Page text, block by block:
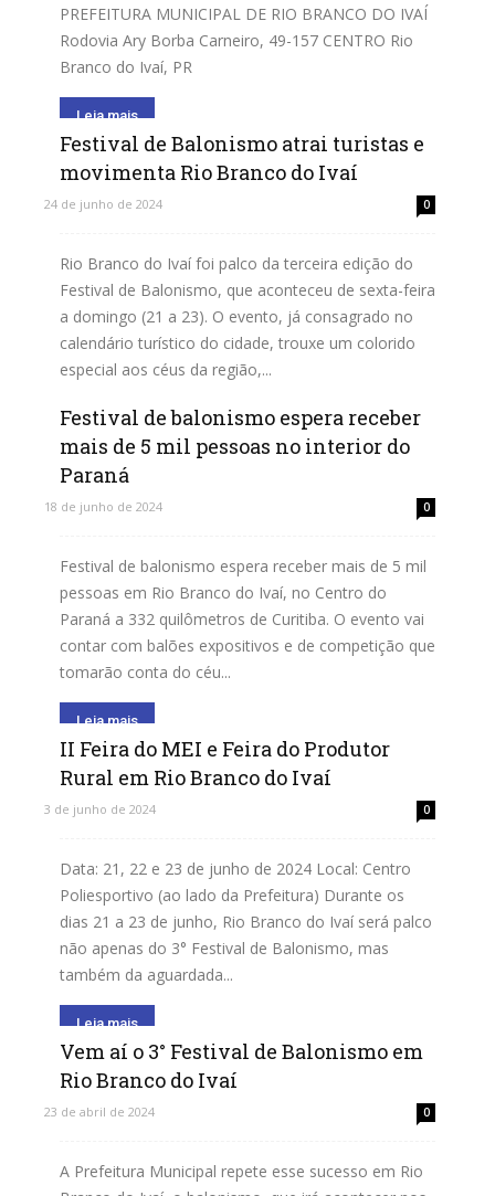
PREFEITURA MUNICIPAL DE RIO BRANCO DO IVAÍ
Rodovia Ary Borba Carneiro, 49-157 CENTRO Rio
Branco do Ivaí, PR
Leia mais
Festival de Balonismo atrai turistas e
movimenta Rio Branco do Ivaí
24 de junho de 2024 0
Rio Branco do Ivaí foi palco da terceira edição do
Festival de Balonismo, que aconteceu de sexta-feira
a domingo (21 a 23). O evento, já consagrado no
calendário turístico do cidade, trouxe um colorido
especial aos céus da região,...
Leia mais
Festival de balonismo espera receber
mais de 5 mil pessoas no interior do
Paraná
18 de junho de 2024 0
Festival de balonismo espera receber mais de 5 mil
pessoas em Rio Branco do Ivaí, no Centro do
Paraná a 332 quilômetros de Curitiba. O evento vai
contar com balões expositivos e de competição que
tomarão conta do céu...
Leia mais
II Feira do MEI e Feira do Produtor
Rural em Rio Branco do Ivaí
3 de junho de 2024 0
Data: 21, 22 e 23 de junho de 2024 Local: Centro
Poliesportivo (ao lado da Prefeitura) Durante os
dias 21 a 23 de junho, Rio Branco do Ivaí será palco
não apenas do 3° Festival de Balonismo, mas
também da aguardada...
Leia mais
Vem aí o 3° Festival de Balonismo em
Rio Branco do Ivaí
23 de abril de 2024 0
A Prefeitura Municipal repete esse sucesso em Rio